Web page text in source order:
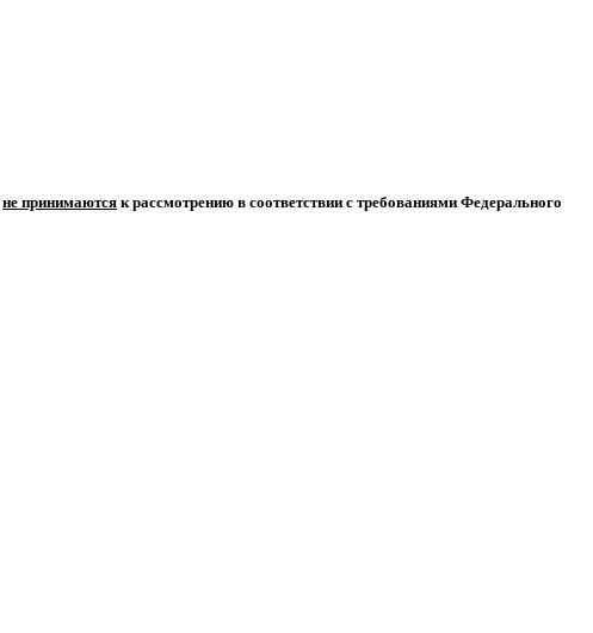
не принимаются к рассмотрению в соответствии с требованиями Федерального